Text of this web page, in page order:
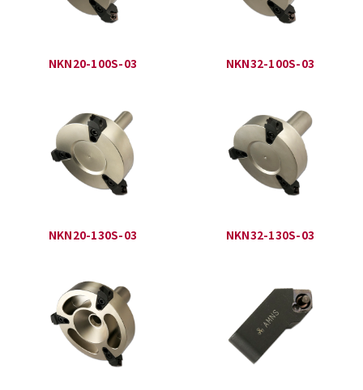
NKN20-100S-03 NKN32-100S-03
NKN20-130S-03 NKN32-130S-03